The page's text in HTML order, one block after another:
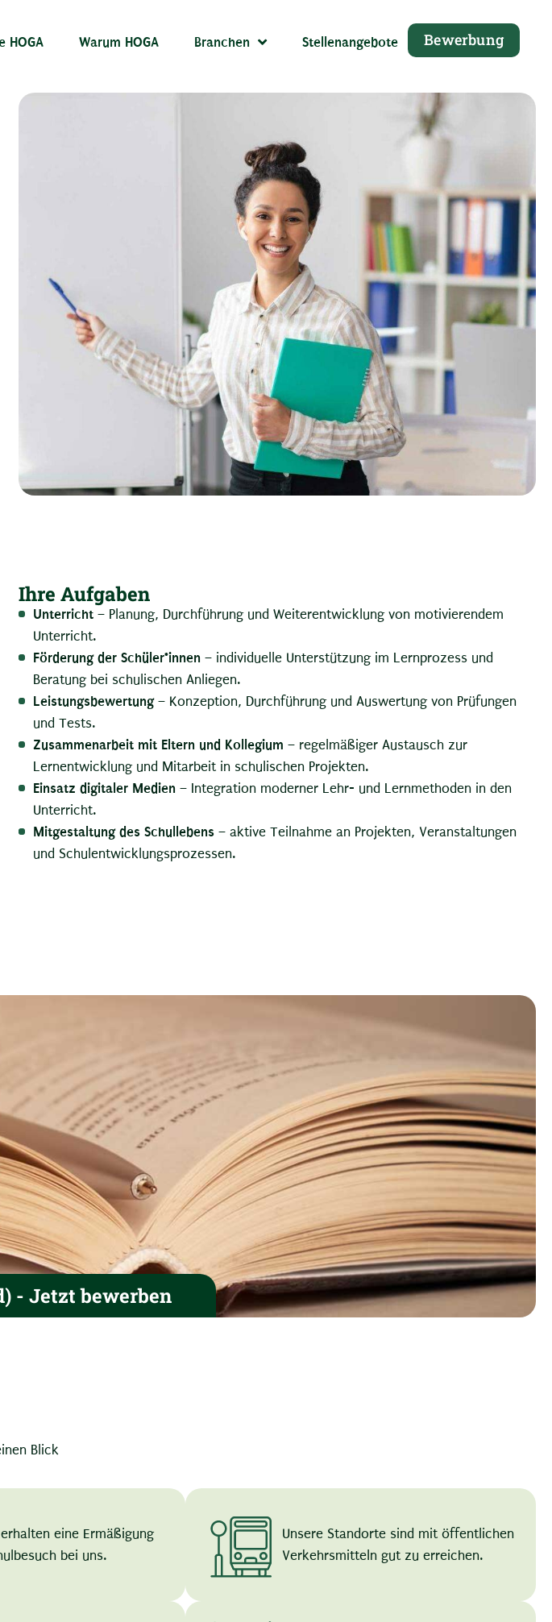
HOGA Warum HOGA Branchen Stellenangebote Bewerbung
Ihre Aufgaben
Unterricht – Planung, Durchführung und Weiterentwicklung von motivierendem
Unterricht.
Förderung der Schüler*innen – individuelle Unterstützung im Lernprozess und
Beratung bei schulischen Anliegen.
Leistungsbewertung– Konzeption, Durchführung und Auswertung von Prüfungen
und Tests.
Zusammenarbeit mit Eltern und Kollegium – regelmäßiger Austausch zur
Lernentwicklung und Mitarbeit in schulischen Projekten.
Einsatz digitaler Medien – Integration moderner Lehr- und Lernmethoden in den
Unterricht.
Mitgestaltung des Schullebens – aktive Teilnahme an Projekten, Veranstaltungen
und Schulentwicklungsprozessen.
- Jetzt bewerben
Blick
erhalten eine Ermäßigung
bei uns.
Unsere Standorte sind mit öffentlichen
Verkehrsmitteln gut zu erreichen.